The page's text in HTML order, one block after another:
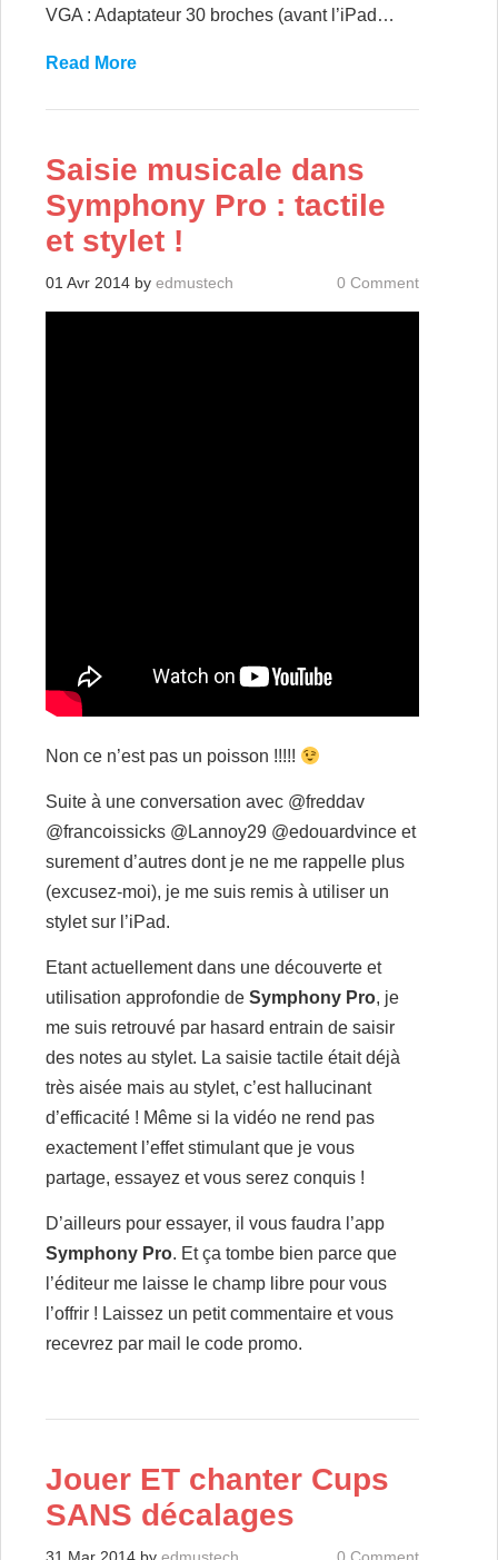
VGA : Adaptateur 30 broches (avant l’iPad…
Read More
Saisie musicale dans
Symphony Pro : tactile
et stylet !
01 Avr 2014 by edmustech 0 Comment
Non ce n’est pas un poisson !!!!!
Suite à une conversation avec @freddav
@francoissicks @Lannoy29 @edouardvince et
surement d’autres dont je ne me rappelle plus
(excusez-moi), je me suis remis à utiliser un
stylet sur l’iPad.
Etant actuellement dans une découverte et
utilisation approfondie de Symphony Pro, je
me suis retrouvé par hasard entrain de saisir
des notes au stylet. La saisie tactile était déjà
très aisée mais au stylet, c’est hallucinant
d’efficacité ! Même si la vidéo ne rend pas
exactement l’effet stimulant que je vous
partage, essayez et vous serez conquis !
D’ailleurs pour essayer, il vous faudra l’app
Symphony Pro. Et ça tombe bien parce que
l’éditeur me laisse le champ libre pour vous
l’offrir ! Laissez un petit commentaire et vous
recevrez par mail le code promo.
Jouer ET chanter Cups
SANS décalages